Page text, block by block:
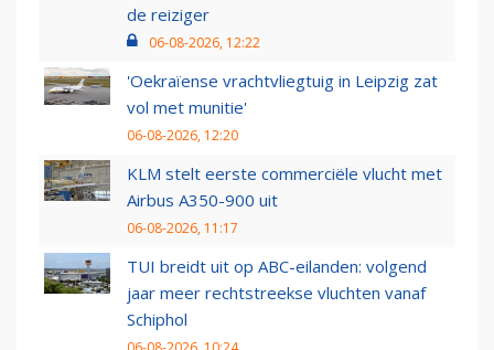
de reiziger
06-08-2026, 12:22
'Oekraïense vrachtvliegtuig in Leipzig zat
vol met munitie'
06-08-2026, 12:20
KLM stelt eerste commerciële vlucht met
Airbus A350-900 uit
06-08-2026, 11:17
TUI breidt uit op ABC-eilanden: volgend
jaar meer rechtstreekse vluchten vanaf
Schiphol